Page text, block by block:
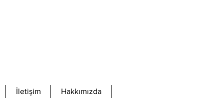
İletişim Hakkımızda